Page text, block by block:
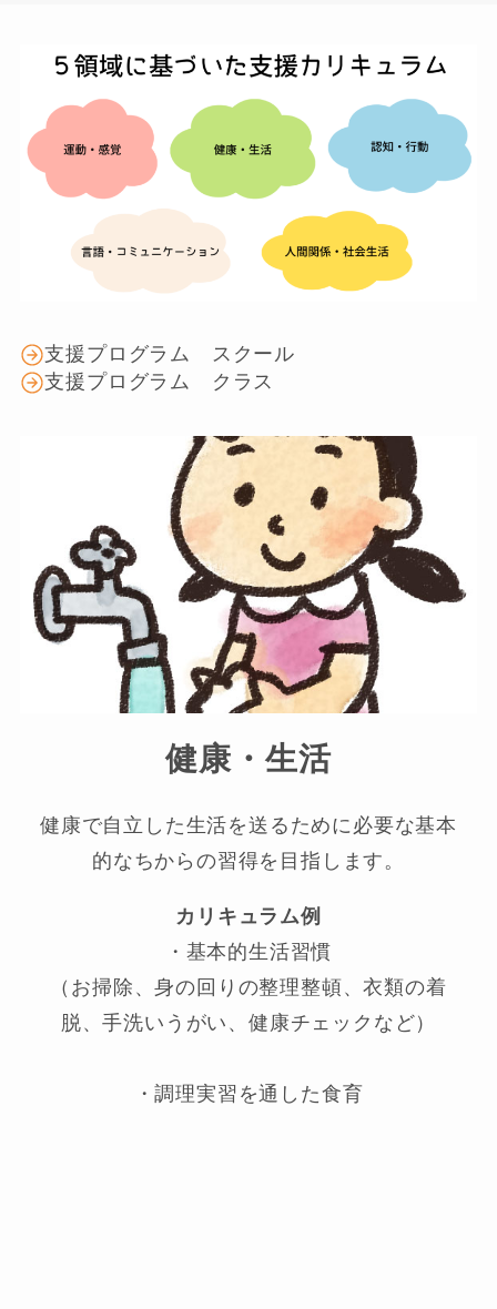
支援プログラム スクール
支援プログラム クラス
健康・生活
健康で自立した生活を送るために必要な基本
的なちからの習得を目指します。
カリキュラム例
・基本的生活習慣
（お掃除、身の回りの整理整頓、衣類の着
脱、手洗いうがい、健康チェックなど）
・調理実習を通した食育